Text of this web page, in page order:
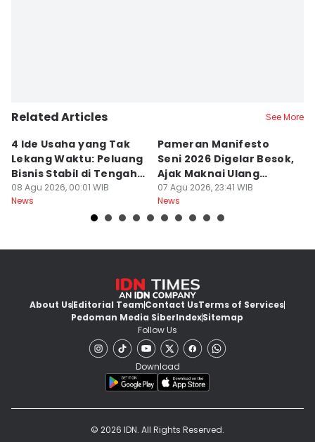
Related Articles See More
4 Ide Usaha yang Tak
Lekang Waktu: Peluang
Bisnis Stabil di Tengah
Perubahan
08 Agu 2026, 00:01 WIB
News
Pameran Manifesto
Seni 2026 Digelar Besok,
Ajak Maknai Ulang
Maritim
07 Agu 2026, 23:41 WIB
News
About UsEditorial TeamContact UsTerms of Services
Pedoman Media SiberIndexSitemap
Follow Us
Download
© 2026 IDN. All Rights Reserved.